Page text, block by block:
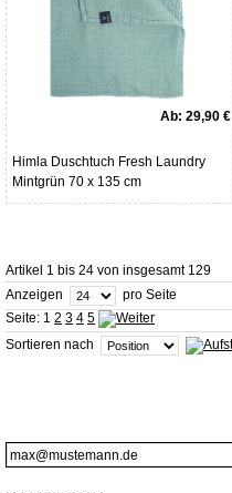
Ab: 29,90 €
Himla Duschtuch Fresh Laundry
Mintgrün 70 x 135 cm
Artikel 1 bis 24 von insgesamt 129
Anzeigen
pro Seite
Seite: 1 2 3 4 5
Sortieren nach